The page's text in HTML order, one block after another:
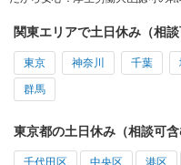
関東エリアで土日休み（相
東京 神奈川 千葉
群馬
東京都の土日休み（相談可